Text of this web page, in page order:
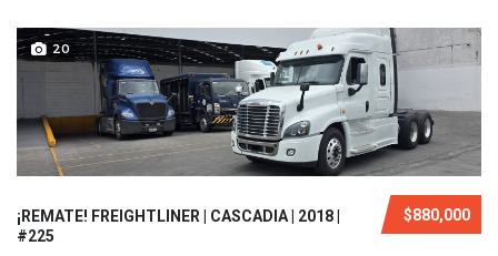
20
$880,000
¡REMATE! FREIGHTLINER | CASCADIA | 2018 |
#225